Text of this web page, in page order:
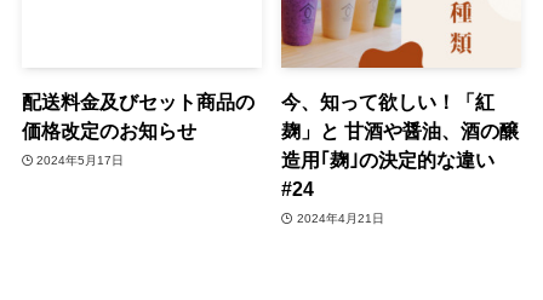
配送料金及びセット商品の
価格改定のお知らせ
2024年5月17日
今、知って欲しい！「紅
麹」と 甘酒や醤油、酒の醸
造用｢麹｣の決定的な違い
#24
2024年4月21日